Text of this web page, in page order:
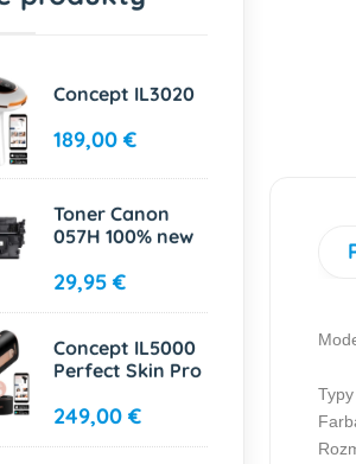
Concept IL3020
189,00 €
Toner Canon
057H 100% new
29,95 €
Concept IL5000
Perfect Skin Pro
249,00 €